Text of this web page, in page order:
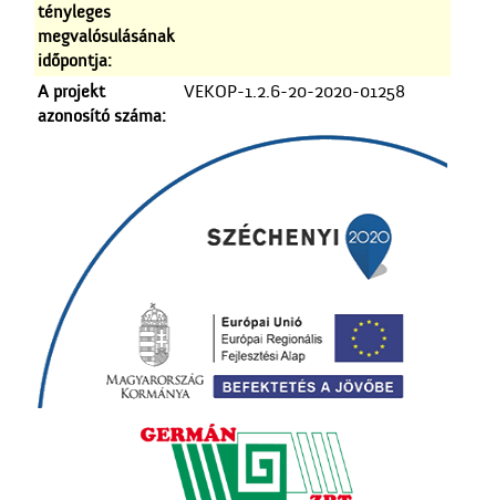
tényleges
megvalósulásának
időpontja:
A projekt
azonosító száma:
VEKOP-1.2.6-20-2020-01258